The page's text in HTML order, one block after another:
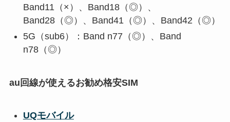
Band11（×）、Band18（◎）、
Band28（◎）、Band41（◎）、Band42（◎）
5G（sub6）：Band n77（◎）、Band
n78（◎）
au回線が使えるお勧め格安SIM
UQモバイル